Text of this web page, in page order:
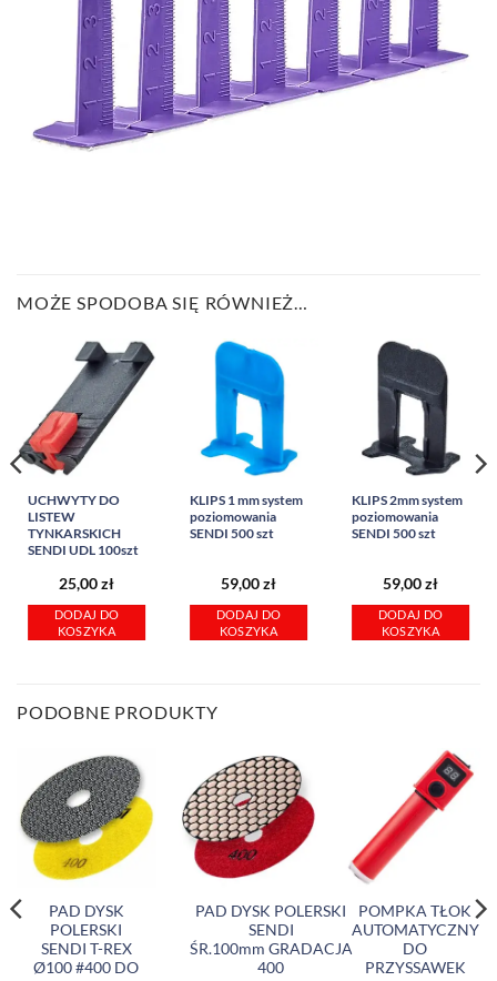
MOŻE SPODOBA SIĘ RÓWNIEŻ…
UCHWYTY DO
LISTEW
TYNKARSKICH
SENDI UDL 100szt
25,00zł
DODAJ DO
KOSZYKA
KLIPS 1 mm system
poziomowania
SENDI 500 szt
59,00zł
DODAJ DO
KOSZYKA
KLIPS 2mm system
poziomowania
SENDI 500 szt
59,00zł
DODAJ DO
KOSZYKA
PODOBNE PRODUKTY
PAD DYSK
POLERSKI
SENDI T-REX
Ø100 #400 DO
PAD DYSK POLERSKI
SENDI
ŚR.100mm GRADACJA
400
POMPKA TŁOK
AUTOMATYCZNY
DO
PRZYSSAWEK